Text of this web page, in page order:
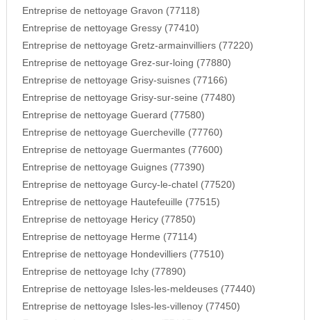
Entreprise de nettoyage Gravon (77118)
Entreprise de nettoyage Gressy (77410)
Entreprise de nettoyage Gretz-armainvilliers (77220)
Entreprise de nettoyage Grez-sur-loing (77880)
Entreprise de nettoyage Grisy-suisnes (77166)
Entreprise de nettoyage Grisy-sur-seine (77480)
Entreprise de nettoyage Guerard (77580)
Entreprise de nettoyage Guercheville (77760)
Entreprise de nettoyage Guermantes (77600)
Entreprise de nettoyage Guignes (77390)
Entreprise de nettoyage Gurcy-le-chatel (77520)
Entreprise de nettoyage Hautefeuille (77515)
Entreprise de nettoyage Hericy (77850)
Entreprise de nettoyage Herme (77114)
Entreprise de nettoyage Hondevilliers (77510)
Entreprise de nettoyage Ichy (77890)
Entreprise de nettoyage Isles-les-meldeuses (77440)
Entreprise de nettoyage Isles-les-villenoy (77450)